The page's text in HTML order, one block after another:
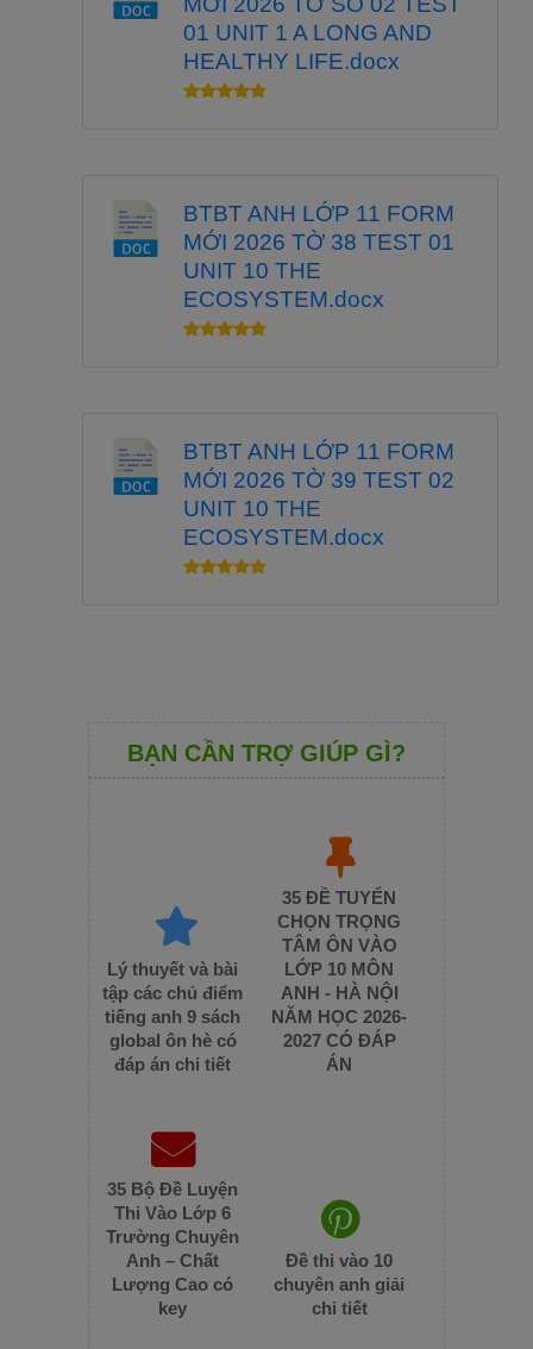
01 UNIT 1 A LONG AND
HEALTHY LIFE.docx
BTBT ANH LỚP 11 FORM
MỚI 2026 TỜ 38 TEST 01
UNIT 10 THE
ECOSYSTEM.docx
BTBT ANH LỚP 11 FORM
MỚI 2026 TỜ 39 TEST 02
UNIT 10 THE
ECOSYSTEM.docx
BẠN CẦN TRỢ GIÚP GÌ?
Lý thuyết và bài
tập các chủ điểm
tiếng anh 9 sách
global ôn hè có
đáp án chi tiết
35 ĐỀ TUYỂN
CHỌN TRỌNG
TÂM ÔN VÀO
LỚP 10 MÔN
ANH - HÀ NỘI
NĂM HỌC 2026-
2027 CÓ ĐÁP
ÁN
35 Bộ Đề Luyện
Thi Vào Lớp 6
Trường Chuyên
Anh – Chất
Lượng Cao có
key
Đề thi vào 10
chuyên anh giải
chi tiết